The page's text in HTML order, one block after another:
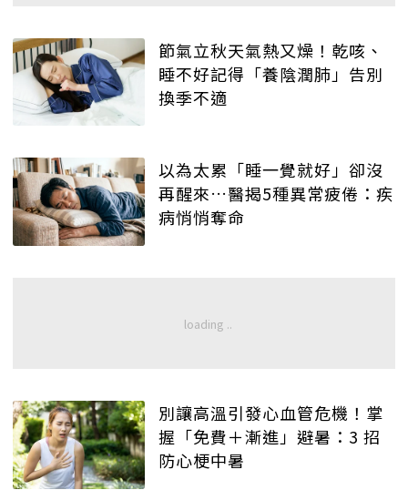
節氣立秋天氣熱又燥！乾咳、
睡不好記得「養陰潤肺」告別
換季不適
以為太累「睡一覺就好」卻沒
再醒來…醫揭5種異常疲倦：疾
病悄悄奪命
別讓高溫引發心血管危機！掌
握「免費＋漸進」避暑：3 招
防心梗中暑